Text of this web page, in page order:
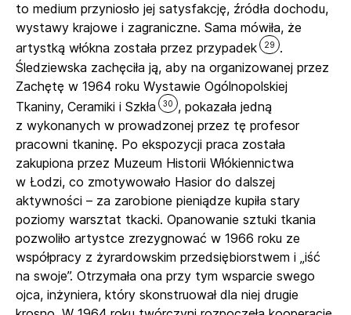
to medium przyniosło jej satysfakcję, źródła dochodu,
wystawy krajowe i zagraniczne. Sama mówiła, że
artystką włókna została przez przypadek
29
.
Śledziewska zachęciła ją, aby na organizowanej przez
Zachętę w 1964 roku Wystawie Ogólnopolskiej
Tkaniny, Ceramiki i Szkła
30
, pokazała jedną
z wykonanych w prowadzonej przez tę profesor
pracowni tkaninę. Po ekspozycji praca została
zakupiona przez Muzeum Historii Włókiennictwa
w Łodzi, co zmotywowało Hasior do dalszej
aktywności – za zarobione pieniądze kupiła stary
poziomy warsztat tkacki. Opanowanie sztuki tkania
pozwoliło artystce zrezygnować w 1966 roku ze
współpracy z żyrardowskim przedsiębiorstwem i „iść
na swoje”. Otrzymała ona przy tym wsparcie swego
ojca, inżyniera, który skonstruował dla niej drugie